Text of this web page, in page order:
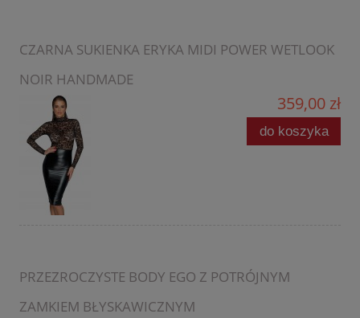
CZARNA SUKIENKA ERYKA MIDI POWER WETLOOK
NOIR HANDMADE
359,00 zł
do koszyka
PRZEZROCZYSTE BODY EGO Z POTRÓJNYM
ZAMKIEM BŁYSKAWICZNYM